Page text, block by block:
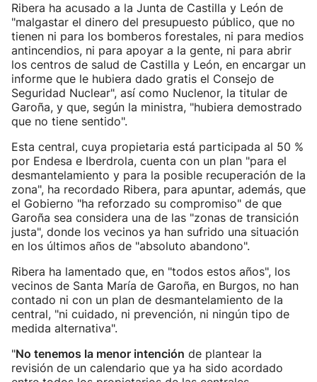
Ribera ha acusado a la Junta de Castilla y León de
"malgastar el dinero del presupuesto público, que no
tienen ni para los bomberos forestales, ni para medios
antincendios, ni para apoyar a la gente, ni para abrir
los centros de salud de Castilla y León, en encargar un
informe que le hubiera dado gratis el Consejo de
Seguridad Nuclear", así como Nuclenor, la titular de
Garoña, y que, según la ministra, "hubiera demostrado
que no tiene sentido".
Esta central, cuya propietaria está participada al 50 %
por Endesa e Iberdrola, cuenta con un plan "para el
desmantelamiento y para la posible recuperación de la
zona", ha recordado Ribera, para apuntar, además, que
el Gobierno "ha reforzado su compromiso" de que
Garoña sea considera una de las "zonas de transición
justa", donde los vecinos ya han sufrido una situación
en los últimos años de "absoluto abandono".
Ribera ha lamentado que, en "todos estos años", los
vecinos de Santa María de Garoña, en Burgos, no han
contado ni con un plan de desmantelamiento de la
central, "ni cuidado, ni prevención, ni ningún tipo de
medida alternativa".
"No tenemos la menor intención de plantear la
revisión de un calendario que ya ha sido acordado